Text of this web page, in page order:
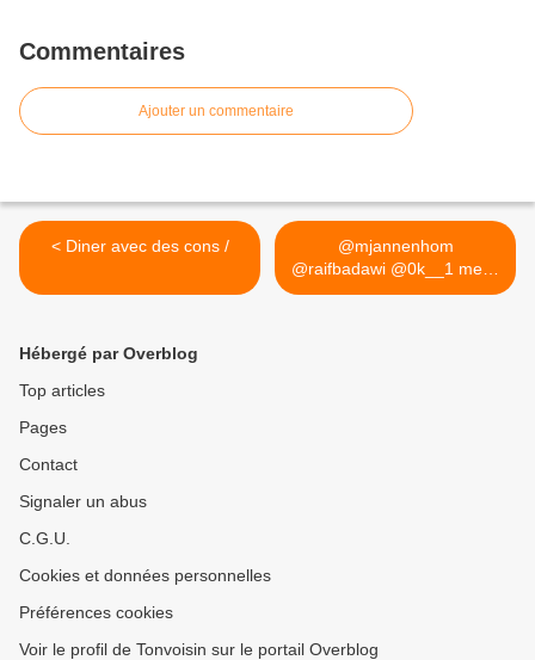
Commentaires
Ajouter un commentaire
< Diner avec des cons /
@mjannenhom
@raifbadawi @0k__1 merci
beaucoup.. >
Hébergé par Overblog
Top articles
Pages
Contact
Signaler un abus
C.G.U.
Cookies et données personnelles
Préférences cookies
Voir le profil de Tonvoisin sur le portail Overblog